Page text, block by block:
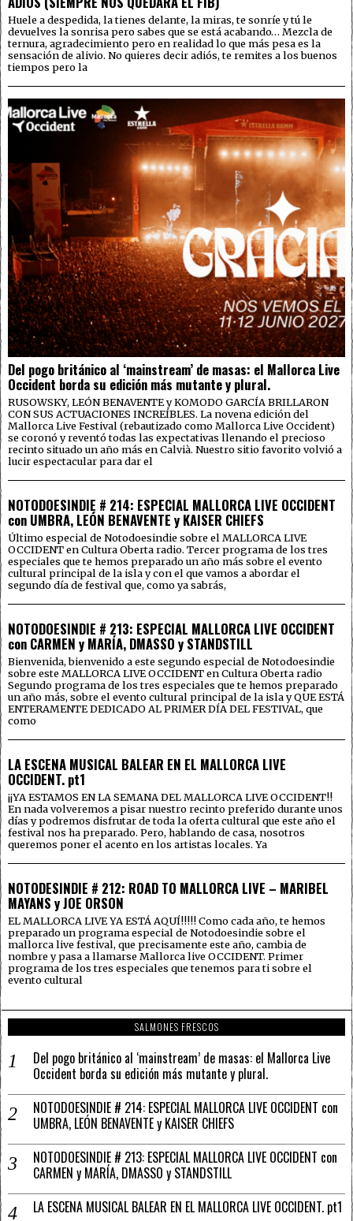
Huele a despedida, la tienes delante, la miras, te sonríe y tú le
devuelves la sonrisa pero sabes que se está acabando… Mezcla de
ternura, agradecimiento pero en realidad lo que más pesa es la
sensación de alivio. No quieres decir adiós, te remites a los buenos
tiempos pero la
Del pogo británico al ‘mainstream’ de masas: el Mallorca Live
Occident borda su edición más mutante y plural.
RUSOWSKY, LEÓN BENAVENTE y KOMODO GARCÍA BRILLARON
CON SUS ACTUACIONES INCREÍBLES. La novena edición del
Mallorca Live Festival (rebautizado como Mallorca Live Occident)
se coronó y reventó todas las expectativas llenando el precioso
recinto situado un año más en Calvià. Nuestro sitio favorito volvió a
lucir espectacular para dar el
NOTODOESINDIE # 214: ESPECIAL MALLORCA LIVE OCCIDENT
con UMBRA, LEÓN BENAVENTE y KAISER CHIEFS
Último especial de Notodoesindie sobre el MALLORCA LIVE
OCCIDENT en Cultura Oberta radio. Tercer programa de los tres
especiales que te hemos preparado un año más sobre el evento
cultural principal de la isla y con el que vamos a abordar el
segundo día de festival que, como ya sabrás,
NOTODOESINDIE # 213: ESPECIAL MALLORCA LIVE OCCIDENT
con CARMEN y MARÍA, DMASSO y STANDSTILL
Bienvenida, bienvenido a este segundo especial de Notodoesindie
sobre este MALLORCA LIVE OCCIDENT en Cultura Oberta radio
Segundo programa de los tres especiales que te hemos preparado
un año más, sobre el evento cultural principal de la isla y QUE ESTÁ
ENTERAMENTE DEDICADO AL PRIMER DÍA DEL FESTIVAL, que
como
LA ESCENA MUSICAL BALEAR EN EL MALLORCA LIVE
OCCIDENT. pt1
¡¡YA ESTAMOS EN LA SEMANA DEL MALLORCA LIVE OCCIDENT!!
En nada volveremos a pisar nuestro recinto preferido durante unos
días y podremos disfrutar de toda la oferta cultural que este año el
festival nos ha preparado. Pero, hablando de casa, nosotros
queremos poner el acento en los artistas locales. Ya
NOTODESINDIE # 212: ROAD TO MALLORCA LIVE – MARIBEL
MAYANS y JOE ORSON
EL MALLORCA LIVE YA ESTÁ AQUÍ!!!!! Como cada año, te hemos
preparado un programa especial de Notodoesindie sobre el
mallorca live festival, que precisamente este año, cambia de
nombre y pasa a llamarse Mallorca live OCCIDENT. Primer
programa de los tres especiales que tenemos para ti sobre el
evento cultural
SALMONES FRESCOS
Del pogo británico al ‘mainstream’ de masas: el Mallorca Live
Occident borda su edición más mutante y plural.
NOTODOESINDIE # 214: ESPECIAL MALLORCA LIVE OCCIDENT con
UMBRA, LEÓN BENAVENTE y KAISER CHIEFS
NOTODOESINDIE # 213: ESPECIAL MALLORCA LIVE OCCIDENT con
CARMEN y MARÍA, DMASSO y STANDSTILL
LA ESCENA MUSICAL BALEAR EN EL MALLORCA LIVE OCCIDENT. pt1